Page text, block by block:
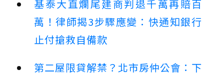
基泰大直爛尾建商判退千萬再賠百
萬！律師揭3步驟應變：快通知銀行
止付搶救自備款
第二屋限貸解禁？北市房仲公會：下